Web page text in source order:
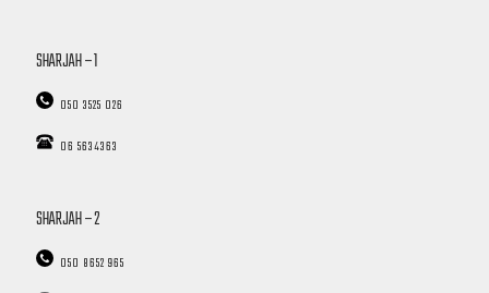
SHARJAH – 1
050 3525 026
06 5634363
SHARJAH – 2
050 8652 965